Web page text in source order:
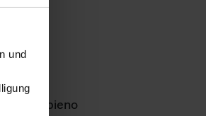
und
in pieno